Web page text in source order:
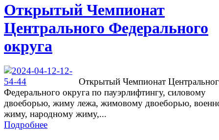
Открытый Чемпионат
Центрального Федерального
округа
Открытый Чемпионат
Федерального округа по пауэрлифтингу, силовому
двоеборью, жиму лежа, жимовому двоеборью,
жиму, народному жиму,...
Подробнее